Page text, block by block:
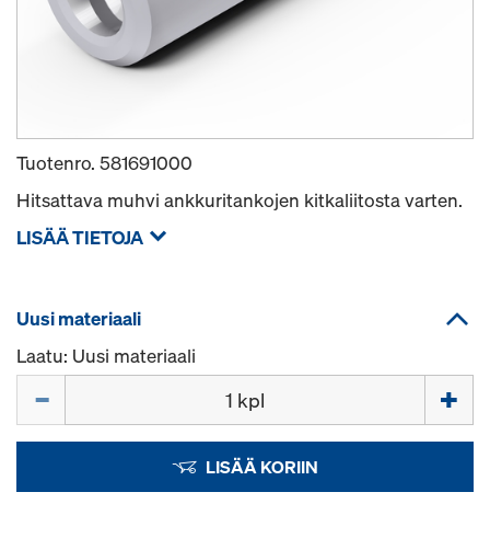
Tuotenro. 581691000
Hitsattava muhvi ankkuritankojen kitkaliitosta varten.
LISÄÄ TIETOJA
Uusi materiaali
Laatu: Uusi materiaali
LISÄÄ KORIIN